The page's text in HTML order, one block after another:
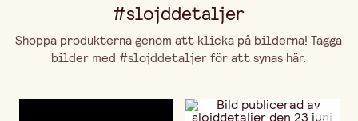
#slojddetaljer
Shoppa produkterna genom att klicka på bilderna! Tagga
bilder med #slojddetaljer för att synas här.